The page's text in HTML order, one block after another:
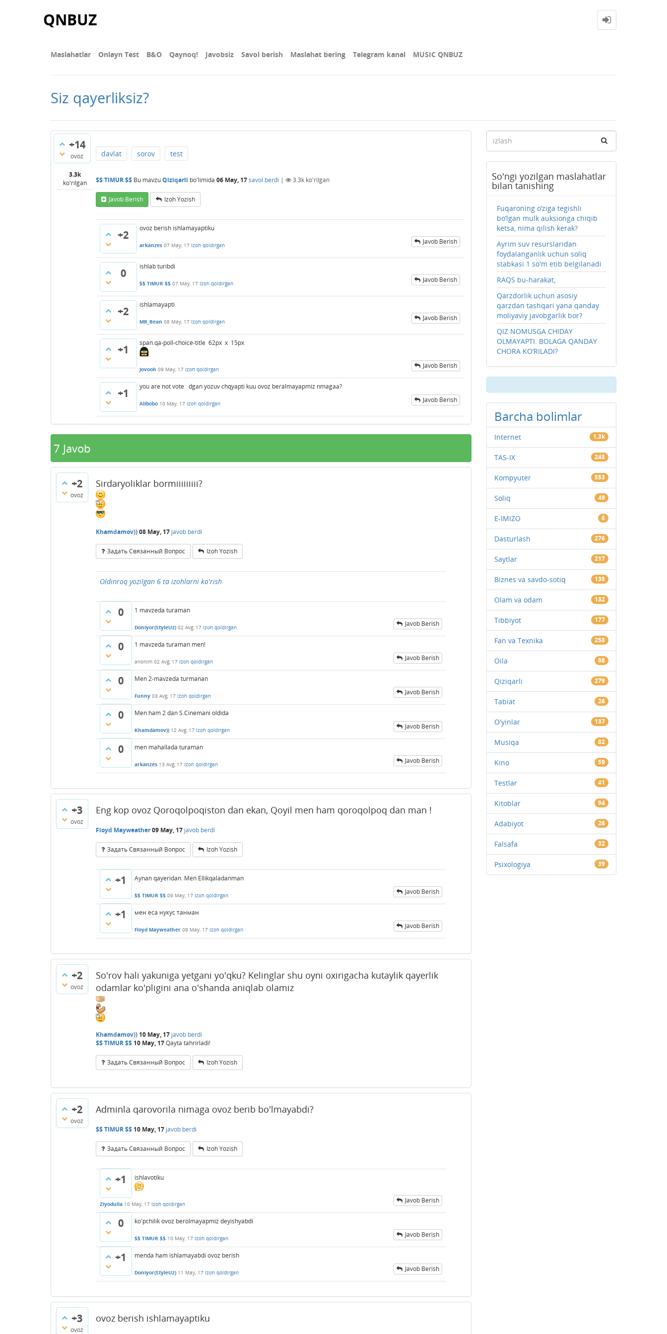
QNBUZ
Maslahatlar Onlayn Test В&О Qaynoq! Javobsiz Savol berish Maslahat bering Telegram kanal MUSIC QNBUZ
Siz qayerliksiz?
+14
ovoz
3.3k
ko'rilgan
davlat sorov test
$$ TIMUR $$ Bu mavzuQiziqarli bo'limida 06 May, 17savol berdi | 3.3k ko'rilgan
Javob Berish Izoh Yozish
+2
ovoz berish ishlamayaptiku
arkanzes 07 May, 17 Izoh qoldirgan Javob Berish
0
ishlab turibdi
$$ TIMUR $$ 07 May, 17 Izoh qoldirgan Javob Berish
+2
ishlamayapti
MR_Bean 08 May, 17 Izoh qoldirgan Javob Berish
+1
span.qa-poll-choice-title 62px x 15px
Jovooh 09 May, 17 Izoh qoldirgan Javob Berish
+1
you are not vote dgan yozuv chqyapti kuu ovoz beralmayapmiz nmagaa?
Alibobo 10 May, 17 Izoh qoldirgan Javob Berish
7 Javob
+2
ovoz
Sirdaryoliklar bormiiiiiiiii?
Khamdamov))08 May, 17 javob berdi
Задать Связанный Вопрос Izoh Yozish
Oldinroq yozilgan 6 ta izohlarni ko'rish
0 1 mavzeda turaman
Doniyor(StyleUz) 02 Avg, 17 Izoh qoldirgan Javob Berish
0 1 mavzeda turaman men!
anonim 02 Avg, 17 Izoh qoldirgan Javob Berish
0 Men 2-mavzeda turmanan
Funny 03 Avg, 17 Izoh qoldirgan Javob Berish
0 Men ham 2 dan S.Cinemani oldida
Khamdamov)) 12 Avg, 17 Izoh qoldirgan Javob Berish
0 men mahallada turaman
arkanzes 13 Avg, 17 Izoh qoldirgan Javob Berish
+3
ovoz
Eng kop ovoz Qoroqolpoqiston dan ekan, Qoyil men ham qoroqolpoq dan man !
Floyd Mayweather09 May, 17 javob berdi
Задать Связанный Вопрос Izoh Yozish
+1 Aynan qayeridan. Men Ellikqaladanman
$$ TIMUR $$ 09 May, 17 Izoh qoldirgan Javob Berish
+1 мен еса нукус танман
Floyd Mayweather 09 May, 17 Izoh qoldirgan Javob Berish
+2
ovoz
So'rov hali yakuniga yetgani yo'qku? Kelinglar shu oyni oxirigacha kutaylik qayerlik
odamlar ko'pligini ana o'shanda aniqlab olamiz
Khamdamov)) 10 May, 17 javob berdi
$$ TIMUR $$ 10 May, 17Qayta tahrirladi!
Задать Связанный Вопрос Izoh Yozish
+2
ovoz
Adminla qarovorila nimaga ovoz berib bo'lmayabdi?
$$ TIMUR $$ 10 May, 17 javob berdi
Задать Связанный Вопрос Izoh Yozish
+1 ishlavotiku
Ziyodulla 10 May, 17 Izoh qoldirgan Javob Berish
0 ko'pchilik ovoz berolmayapmiz deyishyabdi
$$ TIMUR $$ 10 May, 17 Izoh qoldirgan Javob Berish
+1 menda ham ishlamayabdi ovoz berish
Doniyor(StyleUz) 11 May, 17 Izoh qoldirgan Javob Berish
+3
ovoz
ovoz berish ishlamayaptiku
So'ngi yozilgan maslahatlar
bilan tanishing
Fuqaroning o‘ziga tegishli
bo‘lgan mulk auksionga chiqib
ketsa, nima qilish kerak?
Ayrim suv resurslaridan
foydalanganlik uchun soliq
stabkasi 1 so'm etib belgilanadi
RAQS bu-harakat,
Qarzdorlik uchun asosiy
qarzdan tashqari yana qanday
moliyaviy javobgarlik bor?
QIZ NOMUSGA CHIDAY
OLMAYAPTI. BOLAGA QANDAY
CHORA KO‘RILADI?
Barcha bolimlar
Internet 1.3k
TAS-IX 248
Kompyuter 553
Soliq 49
E-IMIZO 6
Dasturlash 276
Saytlar 217
Biznes va savdo-sotiq 138
Olam va odam 132
Tibbiyot 177
Fan va Texnika 258
Oila 88
Qiziqarli 279
Tabiat 26
O'yinlar 137
Musiqa 82
Kino 59
Testlar 41
Kitoblar 94
Adabiyot 26
Falsafa 32
Psixologiya 39